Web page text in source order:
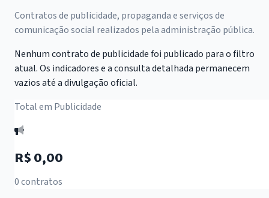
Contratos de publicidade, propaganda e serviços de
comunicação social realizados pela administração pública.
Nenhum contrato de publicidade foi publicado para o filtro
atual. Os indicadores e a consulta detalhada permanecem
vazios até a divulgação oficial.
Total em Publicidade
R$ 0,00
0 contratos